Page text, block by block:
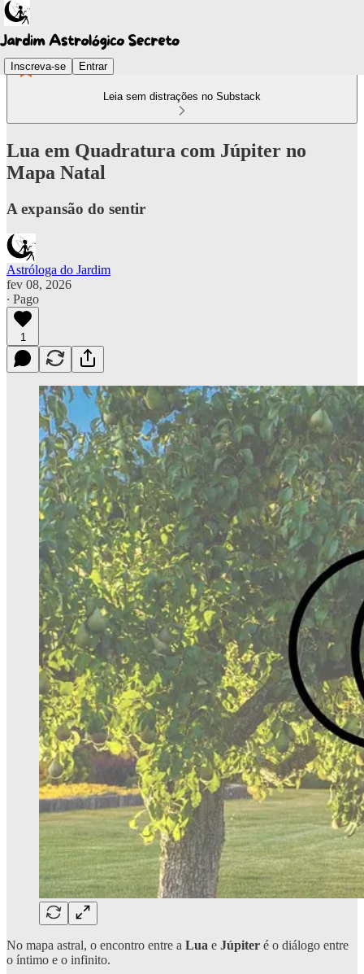
Inscreva-se Entrar
Leia sem distrações no Substack
Lua em Quadratura com Júpiter no
Mapa Natal
A expansão do sentir
Astróloga do Jardim
fev 08, 2026
∙ Pago
1
No mapa astral, o encontro entre a Lua e Júpiter é o diálogo entre
o íntimo e o infinito.